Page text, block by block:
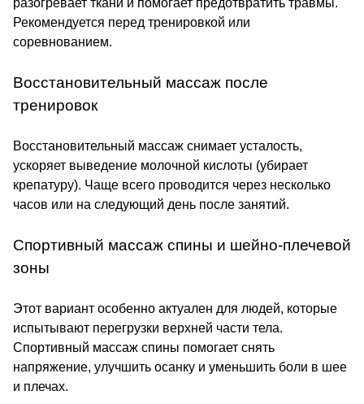
разогревает ткани и помогает предотвратить травмы.
Рекомендуется перед тренировкой или
соревнованием.
Восстановительный массаж после
тренировок
Восстановительный массаж снимает усталость,
ускоряет выведение молочной кислоты (убирает
крепатуру). Чаще всего проводится через несколько
часов или на следующий день после занятий.
Спортивный массаж спины и шейно-плечевой
зоны
Этот вариант особенно актуален для людей, которые
испытывают перегрузки верхней части тела.
Спортивный массаж спины помогает снять
напряжение, улучшить осанку и уменьшить боли в шее
и плечах.